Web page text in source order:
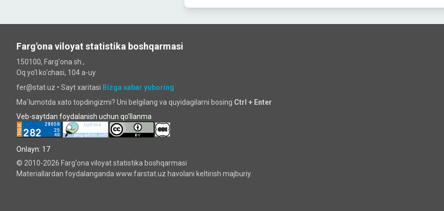
Farg'ona viloyat statistika boshqarmasi
150100, Farg'ona sh.,
Oq yo'l ko‘chаsi, 104 a-uy
fer@stat.uz • Sayt xaritasi Bizga xabar yuboring
Ma`lumotda xato topdingizmi? Uni belgilang va quyidagilarni bosing Ctrl + Enter
Veb-saytdan foydalanish uchun qo'llanma
Onlayn: 17
© 2010-2026 Farg‘ona viloyat statistika boshqarmasi
Materiallardan foydalanganda www.farstat.uz havolani keltirish majburiy.